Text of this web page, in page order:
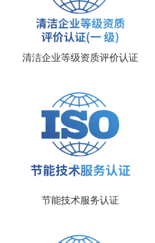
清洁企业等级资质评价认证
节能技术服务认证